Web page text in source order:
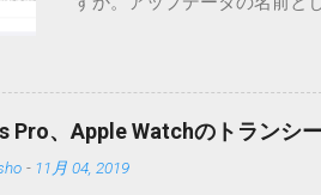
に適用していく必要があります。
っています。 まずはどんなふうに使
1行目にauthor（投稿者）を、2行目
さい。使用するauthorとカテゴリは
してください。この指定の前後に文
アップデートのセキュリテ
ださい」の部分。 セキュリ
説明に困ります。人によって
てきそうですよ。アップデー
分からないからやらない人の
Pro、Apple Watchのトランシ
- 11月 04, 2019